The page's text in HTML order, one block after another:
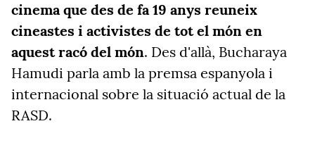
cinema que des de fa 19 anys reuneix
cineastes i activistes de tot el món en
aquest racó del món. Des d'allà, Bucharaya
Hamudi parla amb la premsa espanyola i
internacional sobre la situació actual de la
RASD.